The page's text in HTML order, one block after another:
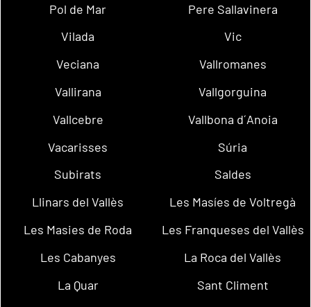
Pol de Mar
Pere Sallavinera
Vilada
Vic
Veciana
Vallromanes
Vallirana
Vallgorguina
Vallcebre
Vallbona d´Anoia
Vacarisses
Súria
Subirats
Saldes
Llinars del Vallès
Les Masíes de Voltregà
Les Masies de Roda
Les Franqueses del Vallès
Les Cabanyes
La Roca del Vallès
La Quar
Sant Climent